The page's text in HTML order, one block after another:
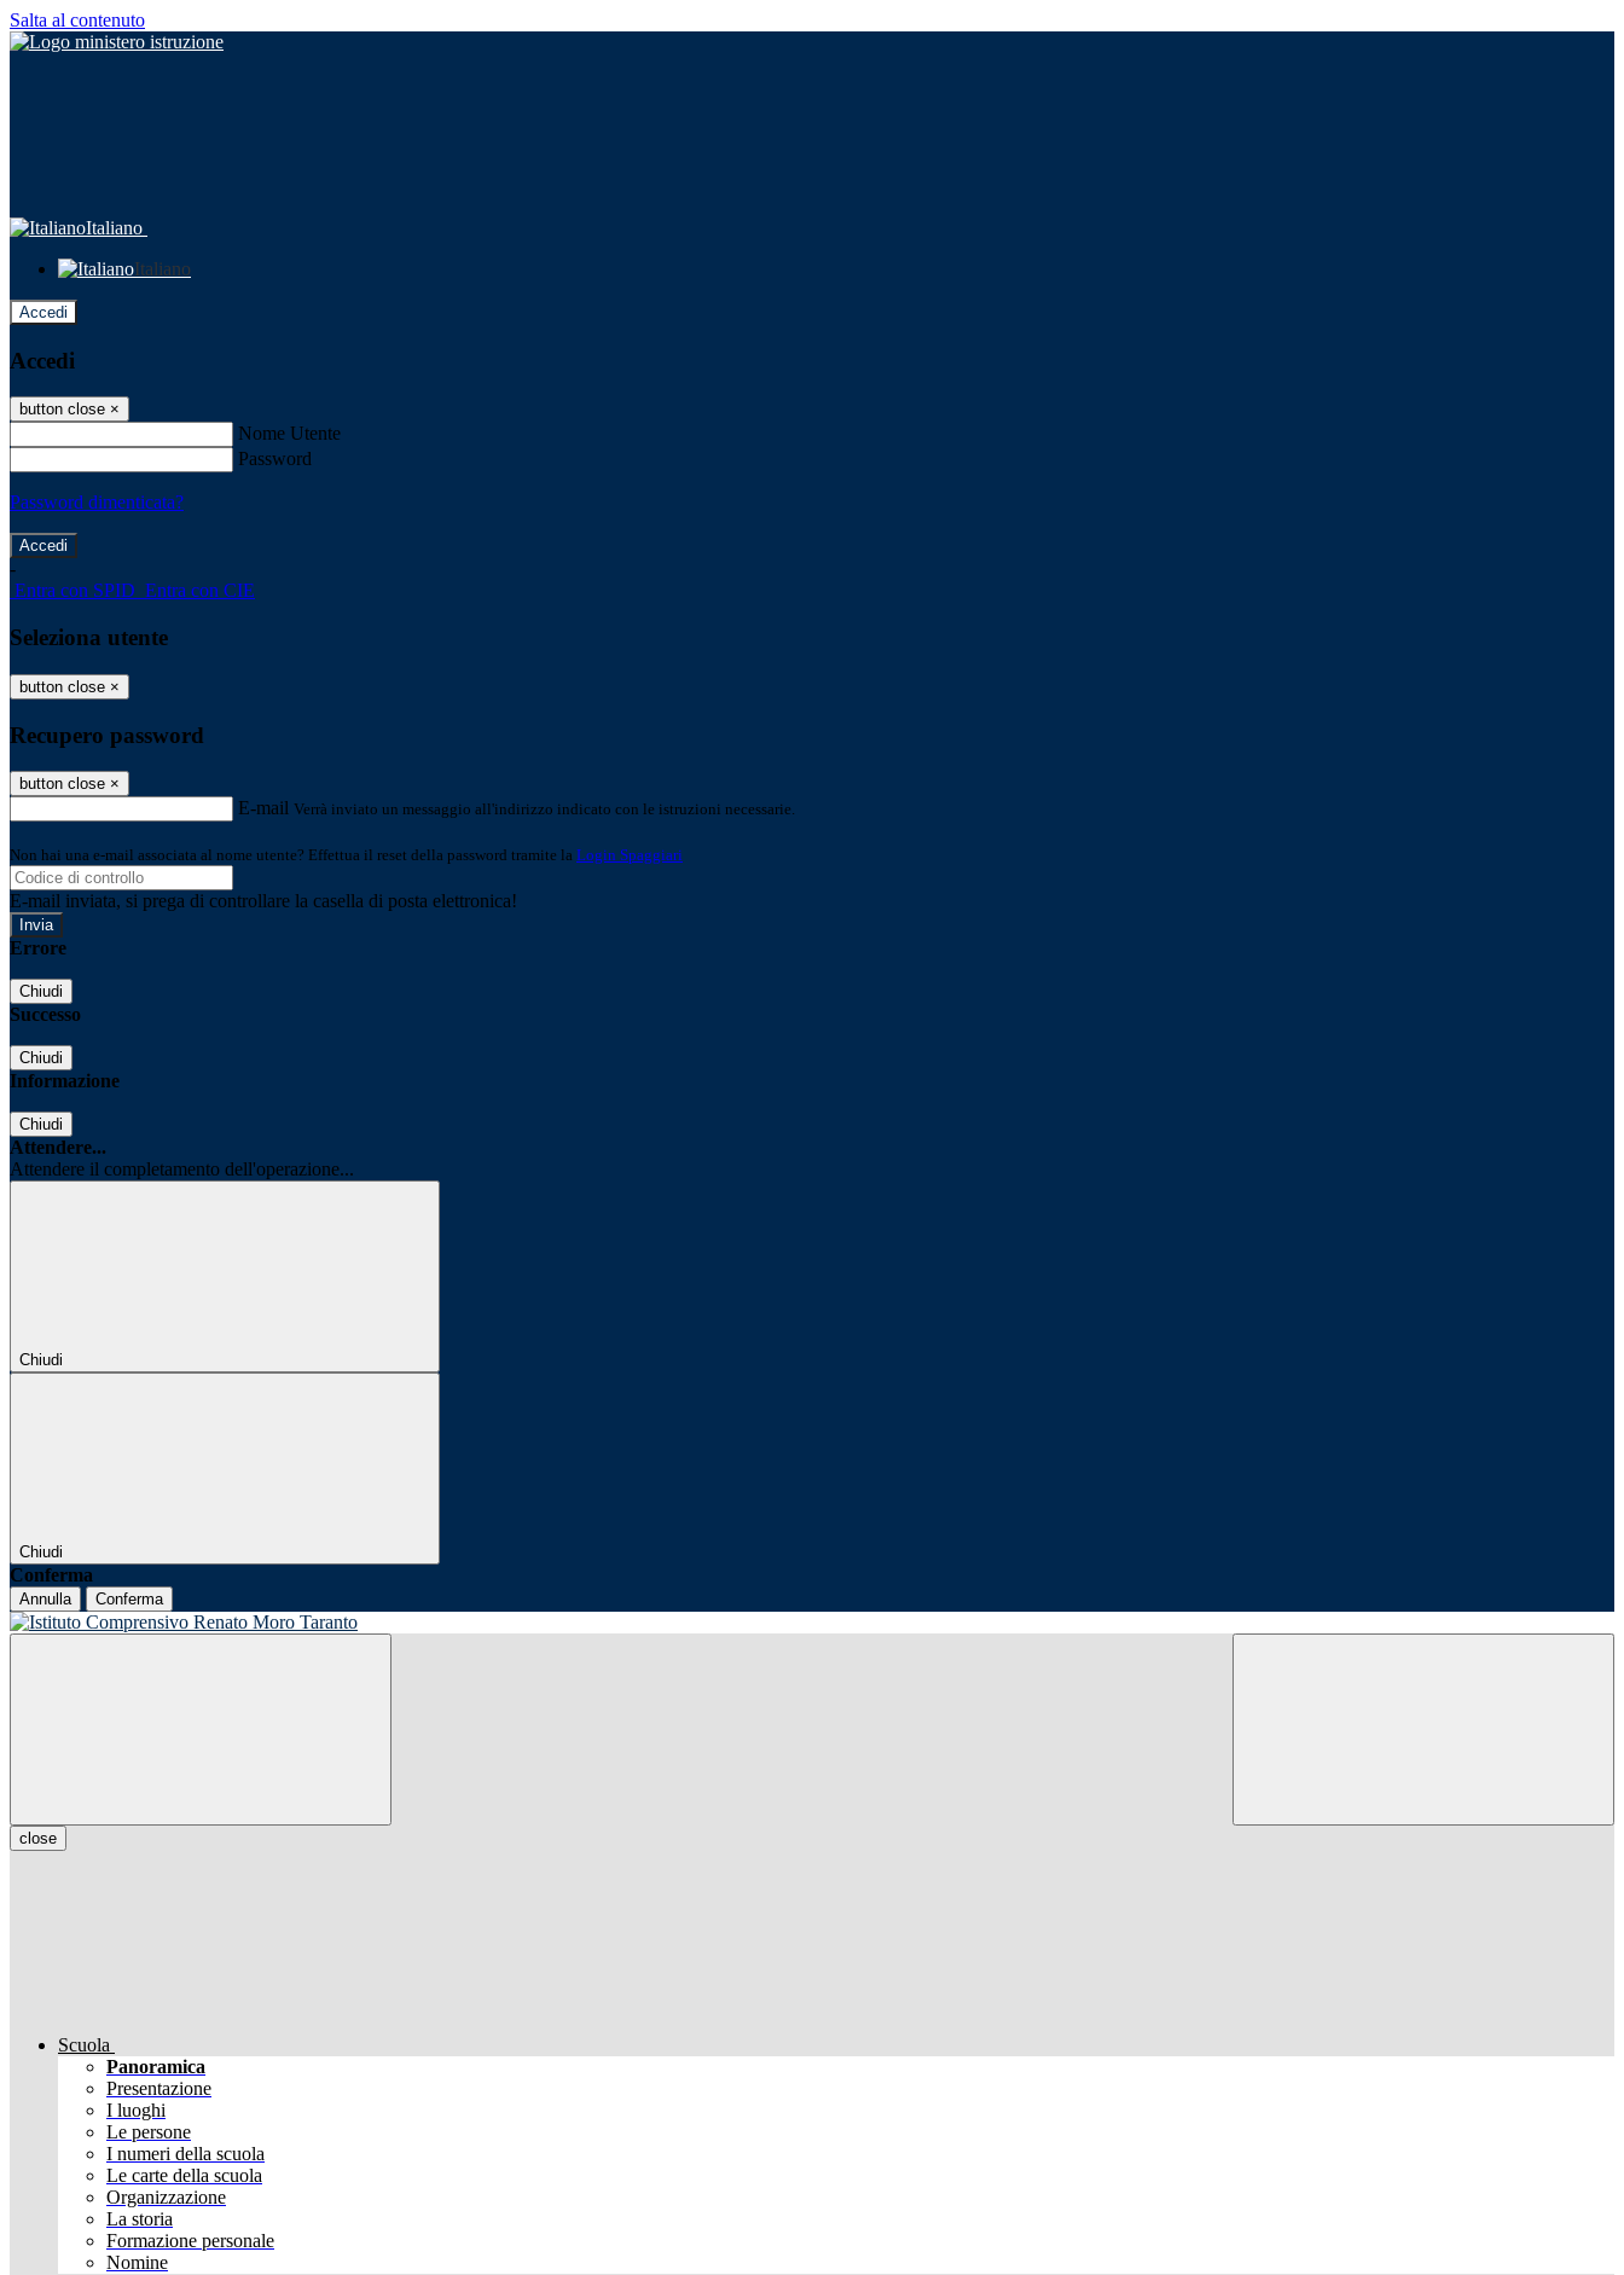
Salta al contenuto
Italiano
Italiano
Accedi
Accedi
button close ×
Nome Utente
Password
Password dimenticata?
-
Entra con SPID Entra con CIE
Seleziona utente
button close ×
Recupero password
button close ×
E-mail Verrà inviato un messaggio all'indirizzo indicato con le istruzioni necessarie.
Non hai una e-mail associata al nome utente? Effettua il reset della password tramite la Login Spaggiari
E-mail inviata, si prega di controllare la casella di posta elettronica!
Errore
Chiudi
Successo
Chiudi
Informazione
Chiudi
Attendere...
Attendere il completamento dell'operazione...
Chiudi
Chiudi
Conferma
Annulla Conferma
close
Scuola
Panoramica
Presentazione
I luoghi
Le persone
I numeri della scuola
Le carte della scuola
Organizzazione
La storia
Formazione personale
Nomine